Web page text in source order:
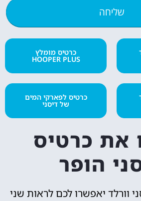
שליחה
כרטיס מומלץ
HOOPER PLUS
כרטיס לפארקי המים
של דיסני
את כרטיס
הופר
וורלד יאפשרו לכם לראות שני